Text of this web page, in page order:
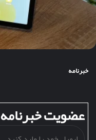
خبرنامه
عضویت خبرنامه